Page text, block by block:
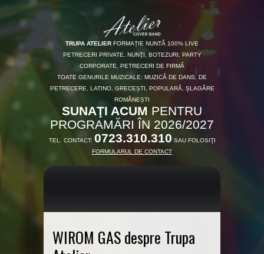
TRUPA ATELIER FORMAȚIE NUNTĂ 100% LIVE
PETRECERI PRIVATE, NUNŢI, BOTEZURI, PARTY
CORPORATE, PETRECERI DE FIRMĂ
TOATE GENURILE MUZICALE: MUZICĂ DE DANS, DE
PETRECERE, LATINO, GRECEȘTI, POPULARĂ, ȘLAGĂRE
ROMÂNEȘTI
SUNAŢI ACUM PENTRU
PROGRAMĂRI ÎN 2026/2027
TEL. CONTACT: 0723.310.310 SAU FOLOSIŢI
FORMULARUL DE CONTACT
WIROM GAS despre Trupa